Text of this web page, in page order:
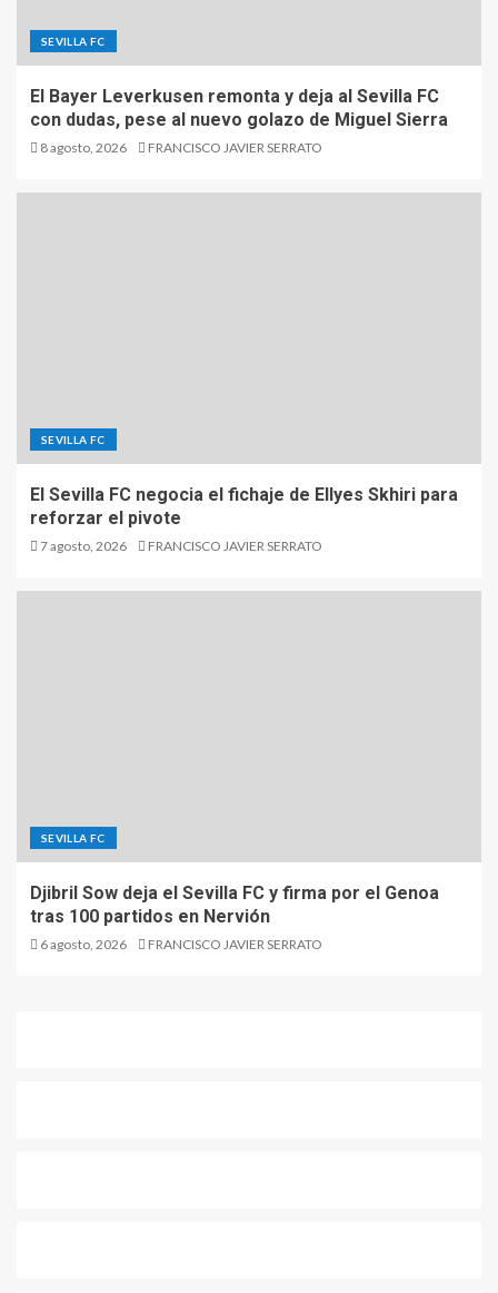
SEVILLA FC
El Bayer Leverkusen remonta y deja al Sevilla FC
con dudas, pese al nuevo golazo de Miguel Sierra
8 agosto, 2026 FRANCISCO JAVIER SERRATO
SEVILLA FC
El Sevilla FC negocia el fichaje de Ellyes Skhiri para
reforzar el pivote
7 agosto, 2026 FRANCISCO JAVIER SERRATO
SEVILLA FC
Djibril Sow deja el Sevilla FC y firma por el Genoa
tras 100 partidos en Nervión
6 agosto, 2026 FRANCISCO JAVIER SERRATO